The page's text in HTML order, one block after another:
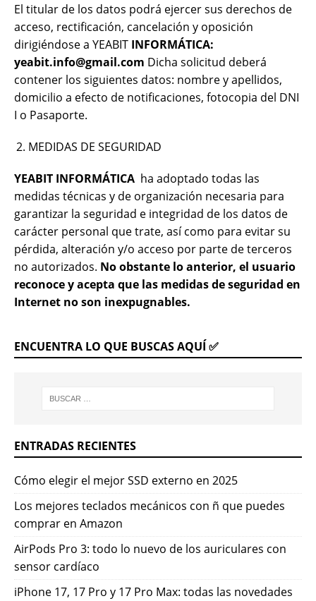
El titular de los datos podrá ejercer sus derechos de
acceso, rectificación, cancelación y oposición
dirigiéndose a YEABIT INFORMÁTICA:
yeabit.info@gmail.com Dicha solicitud deberá
contener los siguientes datos: nombre y apellidos,
domicilio a efecto de notificaciones, fotocopia del DNI
I o Pasaporte.
MEDIDAS DE SEGURIDAD
YEABIT INFORMÁTICA ha adoptado todas las
medidas técnicas y de organización necesaria para
garantizar la seguridad e integridad de los datos de
carácter personal que trate, así como para evitar su
pérdida, alteración y/o acceso por parte de terceros
no autorizados. No obstante lo anterior, el usuario
reconoce y acepta que las medidas de seguridad en
Internet no son inexpugnables.
ENCUENTRA LO QUE BUSCAS AQUÍ ✅
ENTRADAS RECIENTES
Cómo elegir el mejor SSD externo en 2025
Los mejores teclados mecánicos con ñ que puedes
comprar en Amazon
AirPods Pro 3: todo lo nuevo de los auriculares con
sensor cardíaco
iPhone 17, 17 Pro y 17 Pro Max: todas las novedades